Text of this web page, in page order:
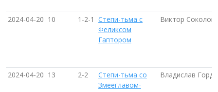
2024-04-20 10 1-2-1 Степи-тьма с
Феликсом
Гаптором
Виктор Соколов
2024-04-20 13 2-2
Степи-тьма со
Змееглавом-
Владислав